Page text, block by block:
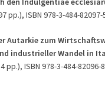
pp.), ISBN 978-3-484-82097-
Autarkie zum
industrieller Wandel in
pp.), ISBN 978-3-484-82096-